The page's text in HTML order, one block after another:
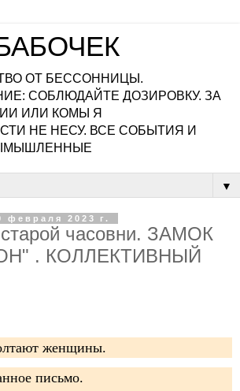
ОТ БЕССОННИЦЫ.
СОБЛЮДАЙТЕ ДОЗИРОВКУ. ЗА
ИЛИ КОМЫ Я
НЕ НЕСУ. ВСЕ СОБЫТИЯ И
▼
февраля 2023 г.
часовни. ЗАМОК
. КОЛЛЕКТИВНЫЙ
женщины.
письмо.